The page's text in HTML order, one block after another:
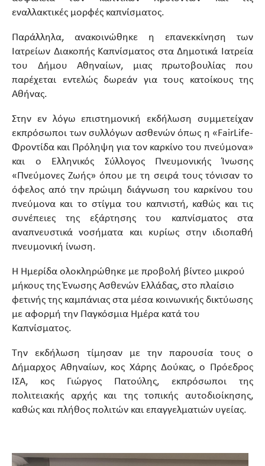
εναλλακτικές μορφές καπνίσματος.
Παράλληλα, ανακοινώθηκε η επανεκκίνηση των
Ιατρείων Διακοπής Καπνίσματος στα Δημοτικά Ιατρεία
του Δήμου Αθηναίων, μιας πρωτοβουλίας που
παρέχεται εντελώς δωρεάν για τους κατοίκους της
Αθήνας.
Στην εν λόγω επιστημονική εκδήλωση συμμετείχαν
εκπρόσωποι των συλλόγων ασθενών όπως η «FairLife-
Φροντίδα και Πρόληψη για τον καρκίνο του πνεύμονα»
και ο Ελληνικός Σύλλογος Πνευμονικής Ίνωσης
«Πνεύμονες Ζωής» όπου με τη σειρά τους τόνισαν το
όφελος από την πρώιμη διάγνωση του καρκίνου του
πνεύμονα και το στίγμα του καπνιστή, καθώς και τις
συνέπειες της εξάρτησης του καπνίσματος στα
αναπνευστικά νοσήματα και κυρίως στην ιδιοπαθή
πνευμονική ίνωση.
Η Ημερίδα ολοκληρώθηκε με προβολή βίντεο μικρού
μήκους της Ένωσης Ασθενών Ελλάδας, στο πλαίσιο
φετινής της καμπάνιας στα μέσα κοινωνικής δικτύωσης
με αφορμή την Παγκόσμια Ημέρα κατά του
Καπνίσματος.
Την εκδήλωση τίμησαν με την παρουσία τους ο
Δήμαρχος Αθηναίων, κος Χάρης Δούκας, ο Πρόεδρος
ΙΣΑ, κος Γιώργος Πατούλης, εκπρόσωποι της
πολιτειακής αρχής και της τοπικής αυτοδιοίκησης,
καθώς και πλήθος πολιτών και επαγγελματιών υγείας.